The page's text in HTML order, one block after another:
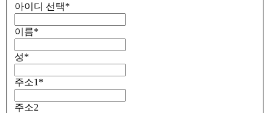
아이디 선택*
이름*
성*
주소1 *
주소2